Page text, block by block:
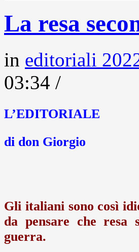
La resa
in editoriali
03:34 /
L’EDITORIALE
di don Giorgio
Gli italiani sono così
da pensare che resa
guerra.